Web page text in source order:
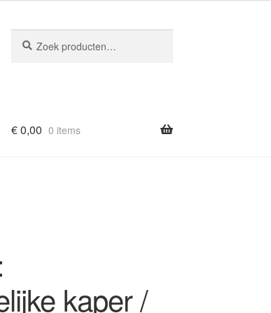
naar:
€0,00 0 items
kaper /